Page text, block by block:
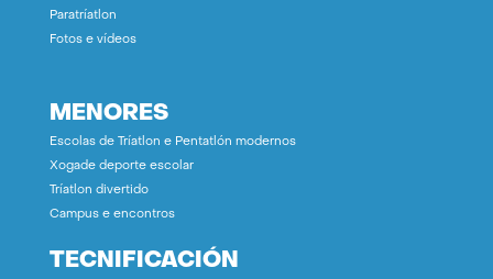
Paratríatlon
Fotos e vídeos
MENORES
Escolas de Tríatlon e Pentatlón modernos
Xogade deporte escolar
Tríatlon divertido
Campus e encontros
TECNIFICACIÓN